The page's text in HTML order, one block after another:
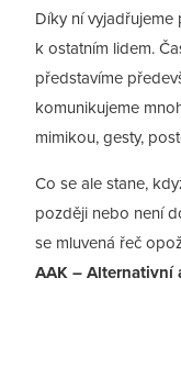
Díky ní vyjadřujeme
k ostatním lidem.
představíme
komunikujeme
mimikou, gesty,
Co se ale stane,
později nebo není
se mluvená řeč
AAK – Alternativní